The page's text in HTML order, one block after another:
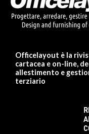
Officelayout è la
cartacea e on-line,
allestimento e
terziario